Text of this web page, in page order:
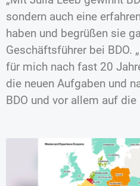
sondern auch eine
haben und begrüßen sie
Geschäftsführer bei BDO.
für mich nach fast 20
die neuen Aufgaben und
BDO und vor allem auf die